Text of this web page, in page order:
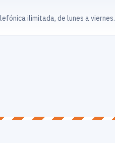
ilimitada, de lunes a viernes.